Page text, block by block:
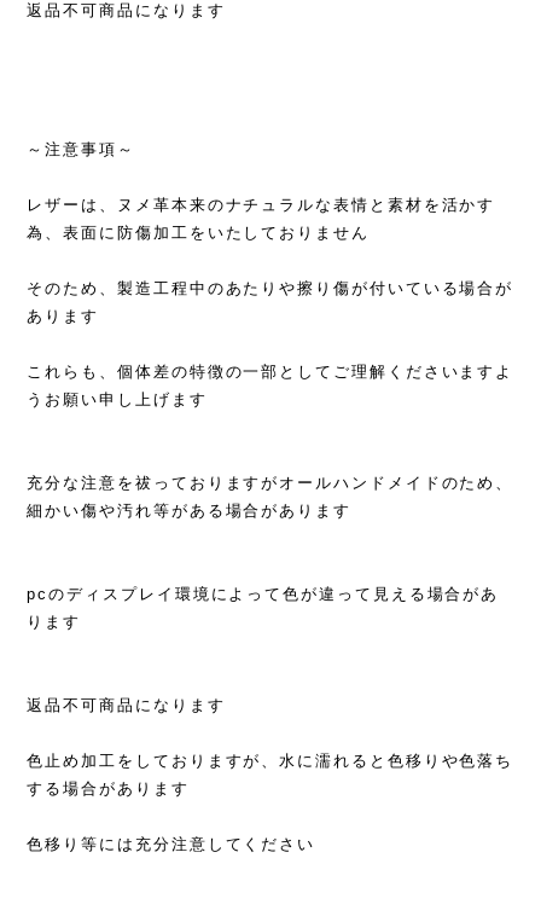
返品不可商品になります
～注意事項～
レザーは、ヌメ革本来のナチュラルな表情と素材を活かす
為、表面に防傷加工をいたしておりません
そのため、製造工程中のあたりや擦り傷が付いている場合が
あります
これらも、個体差の特徴の一部としてご理解くださいますよ
うお願い申し上げます
充分な注意を祓っておりますがオールハンドメイドのため、
細かい傷や汚れ等がある場合があります
pcのディスプレイ環境によって色が違って見える場合があ
ります
返品不可商品になります
色止め加工をしておりますが、水に濡れると色移りや色落ち
する場合があります
色移り等には充分注意してください